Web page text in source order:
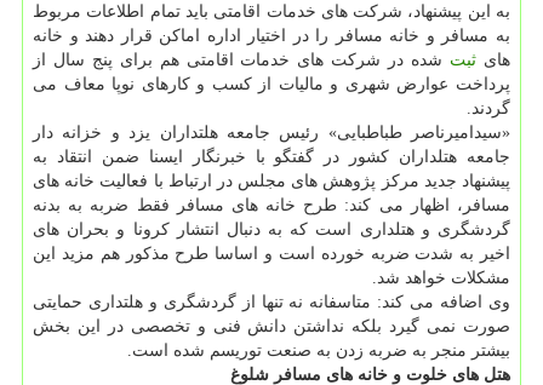
به این پیشنهاد، شرکت های خدمات اقامتی باید تمام اطلاعات مربوط
به مسافر و خانه مسافر را در اختیار اداره اماکن قرار دهند و خانه
های ثبت شده در شرکت های خدمات اقامتی هم برای پنج سال از
پرداخت عوارض شهری و مالیات از کسب و کارهای نوپا معاف می
گردند.
«سیدامیرناصر طباطبایی» رئیس جامعه هلتداران یزد و خزانه دار
جامعه هتلداران کشور در گفتگو با خبرنگار ایسنا ضمن انتقاد به
پیشنهاد جدید مرکز پژوهش های مجلس در ارتباط با فعالیت خانه های
مسافر، اظهار می کند: طرح خانه های مسافر فقط ضربه به بدنه
گردشگری و هتلداری است که به دنبال انتشار کرونا و بحران های
اخیر به شدت ضربه خورده است و اساسا طرح مذکور هم مزید این
مشکلات خواهد شد.
وی اضافه می کند: متاسفانه نه تنها از گردشگری و هلتداری حمایتی
صورت نمی گیرد بلکه نداشتن دانش فنی و تخصصی در این بخش
بیشتر منجر به ضربه زدن به صنعت توریسم شده است.
هتل های خلوت و خانه های مسافر شلوغ